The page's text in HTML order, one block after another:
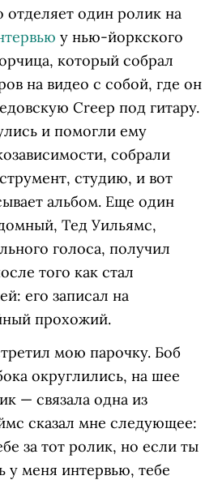
отделяет один ролик на
у нью-йоркского
который собрал
на видео с собой, где он
Creep под гитару.
и помогли ему
собрали
студию, и вот
альбом. Еще один
Тед Уильямс,
голоса, получил
того как стал
его записал на
прохожий.
мою парочку. Боб
округлились, на шее
— связала одна из
сказал мне следующее:
за тот ролик, но если ты
у меня интервью, тебе